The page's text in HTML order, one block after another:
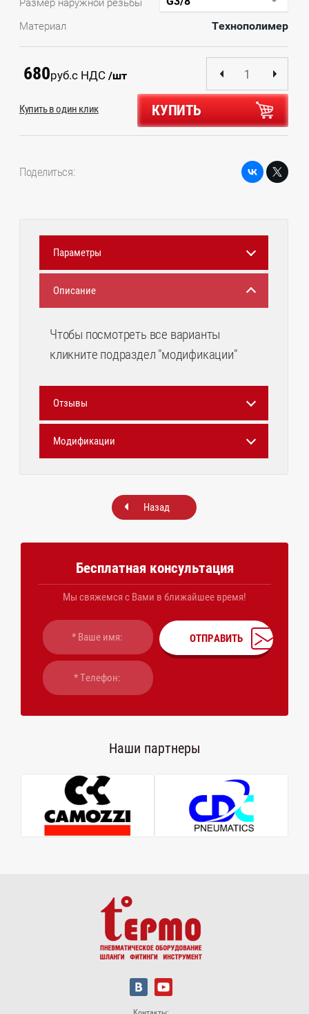
Размер наружной резьбы
Материал
Технополимер
680руб.с НДС /шт
КУПИТЬ
Купить в один клик
Поделиться:
Параметры
Описание
Чтобы посмотреть все варианты
кликните подраздел "модификации"
Отзывы
Модификации
Назад
Бесплатная консультация
Мы свяжемся с Вами в ближайшее время!
ОТПРАВИТЬ
Наши партнеры